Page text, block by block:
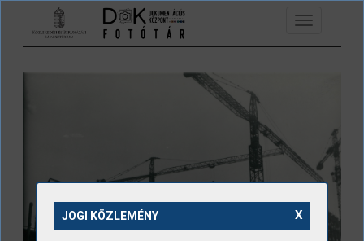
Ugrás a tartalomra
Toggle
navigation
X
JOGI KÖZLEMÉNY